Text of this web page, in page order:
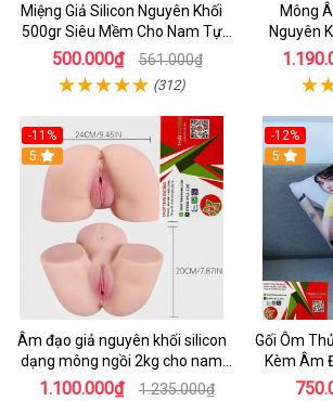
Miệng Giả Silicon Nguyên Khối
500gr Siêu Mềm Cho Nam Tự
Sướng
500.000₫ 561.000₫
(312)
Mông
Nguyên
Rung Rên
-11%
5
Âm đạo giả nguyên khối silicon
dạng mông ngồi 2kg cho nam
lên đỉnh - dochoijapan.com
1.100.000₫ 1.235.000₫
-12%
5
Gối Ôm
Kèm Âm